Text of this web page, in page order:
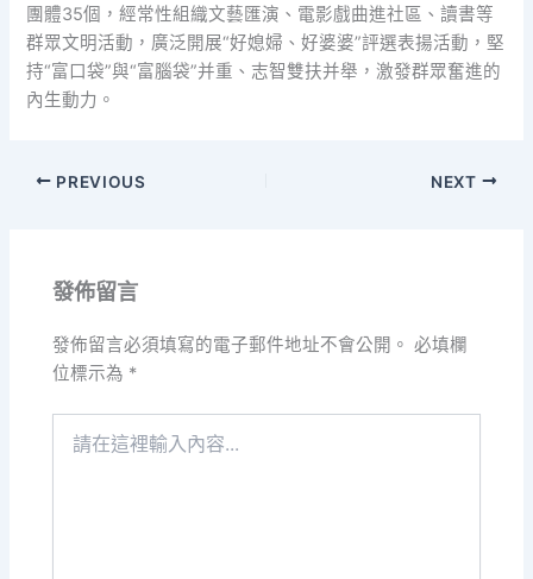
團體35個，經常性組織文藝匯演、電影戲曲進社區、讀書等
群眾文明活動，廣泛開展“好媳婦、好婆婆”評選表揚活動，堅
持“富口袋”與“富腦袋”并重、志智雙扶并舉，激發群眾奮進的
內生動力。
PREVIOUS NEXT
發佈留言
發佈留言必須填寫的電子郵件地址不會公開。 必填欄
位標示為 *